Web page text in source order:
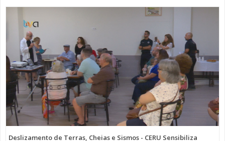
Deslizamento de Terras, Cheias e Sismos - CERU Sensibiliza